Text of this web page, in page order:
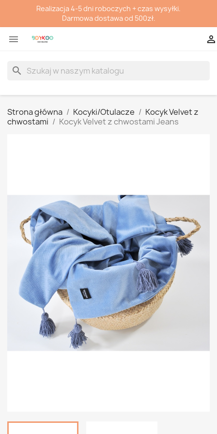
Realizacja 4-5 dni roboczych + czas wysyłki.
Darmowa dostawa od 500zł.
 
search
Strona główna Kocyki/Otulacze
Kocyk Velvet z
chwostami
Kocyk Velvet z chwostami Jeans